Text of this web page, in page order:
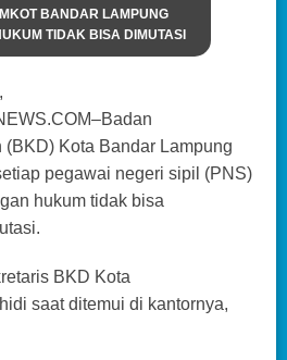
BANDAR LAMPUNG
TIDAK BISA DIMUTASI
Kota Bandar Lampung
pegawai negeri sipil (PNS)
hukum tidak bisa
BKD Kota
saat ditemui di kantornya,